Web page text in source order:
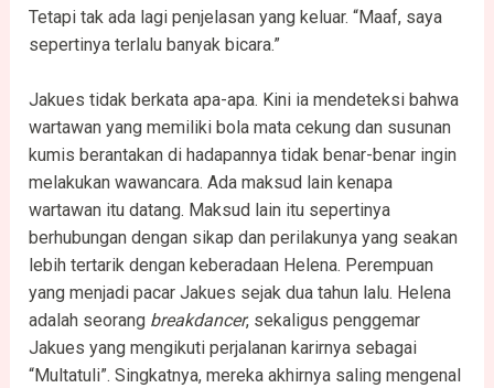
Tetapi tak ada lagi penjelasan yang keluar. “Maaf, saya
sepertinya terlalu banyak bicara.”
Jakues tidak berkata apa-apa. Kini ia mendeteksi bahwa
wartawan yang memiliki bola mata cekung dan susunan
kumis berantakan di hadapannya tidak benar-benar ingin
melakukan wawancara. Ada maksud lain kenapa
wartawan itu datang. Maksud lain itu sepertinya
berhubungan dengan sikap dan perilakunya yang seakan
lebih tertarik dengan keberadaan Helena. Perempuan
yang menjadi pacar Jakues sejak dua tahun lalu. Helena
adalah seorang breakdancer, sekaligus penggemar
Jakues yang mengikuti perjalanan karirnya sebagai
“Multatuli”. Singkatnya, mereka akhirnya saling mengenal